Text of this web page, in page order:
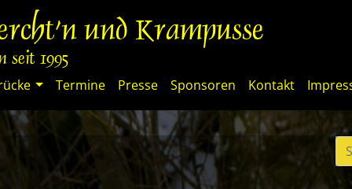
und Krampusse
seit 1995
Termine Presse Sponsoren Kontakt